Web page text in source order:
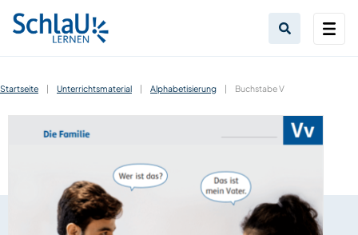
Startseite | Unterrichtsmaterial | Alphabetisierung | Buchstabe V